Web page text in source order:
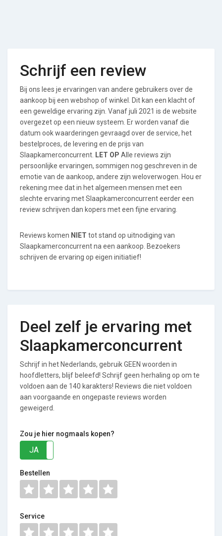
Schrijf een review
Bij ons lees je ervaringen van andere gebruikers over de
aankoop bij een webshop of winkel. Dit kan een klacht of
een geweldige ervaring zijn. Vanaf juli 2021 is de website
overgezet op een nieuw systeem. Er worden vanaf die
datum ook waarderingen gevraagd over de service, het
bestelproces, de levering en de prijs van
Slaapkamerconcurrent. LET OP Alle reviews zijn
persoonlijke ervaringen, sommigen nog geschreven in de
emotie van de aankoop, andere zijn weloverwogen. Hou er
rekening mee dat in het algemeen mensen met een
slechte ervaring met Slaapkamerconcurrent eerder een
review schrijven dan kopers met een fijne ervaring.
Reviews komen NIET tot stand op uitnodiging van
Slaapkamerconcurrent na een aankoop. Bezoekers
schrijven de ervaring op eigen initiatief!
Deel zelf je ervaring met
Slaapkamerconcurrent
Schrijf in het Nederlands, gebruik GEEN woorden in
hoofdletters, blijf beleefd! Schrijf geen herhaling op om te
voldoen aan de 140 karakters! Reviews die niet voldoen
aan voorgaande en ongepaste reviews worden
geweigerd.
Zou je hier nogmaals kopen?
JA
Bestellen
Service